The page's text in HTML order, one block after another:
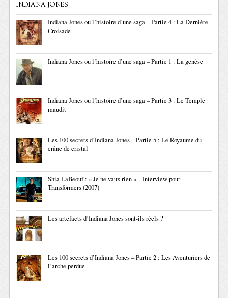
INDIANA JONES
Indiana Jones ou l’histoire d’une saga – Partie 4 : La Dernière
Croisade
Indiana Jones ou l’histoire d’une saga – Partie 1 : La genèse
Indiana Jones ou l’histoire d’une saga – Partie 3 : Le Temple
maudit
Les 100 secrets d’Indiana Jones – Partie 5 : Le Royaume du
crâne de cristal
Shia LaBeouf : « Je ne vaux rien » – Interview pour
Transformers (2007)
Les artefacts d’Indiana Jones sont-ils réels ?
Les 100 secrets d’Indiana Jones – Partie 2 : Les Aventuriers de
l’arche perdue